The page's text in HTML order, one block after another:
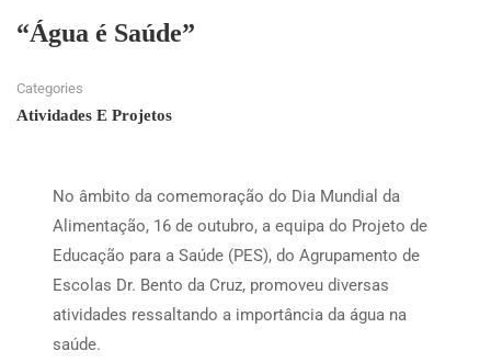
“Água é Saúde”
Categories
Atividades E Projetos
No âmbito da comemoração do Dia Mundial da
Alimentação, 16 de outubro, a equipa do Projeto de
Educação para a Saúde (PES), do Agrupamento de
Escolas Dr. Bento da Cruz, promoveu diversas
atividades ressaltando a importância da água na
saúde.